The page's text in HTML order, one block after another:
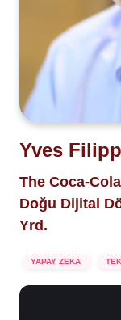
Yves
The Coca-
Doğu Dijital
Yrd.
YAPAY ZEKA